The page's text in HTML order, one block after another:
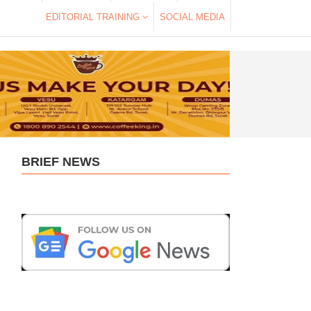
EDITORIAL TRAINING SOCIAL MEDIA
BRIEF NEWS